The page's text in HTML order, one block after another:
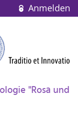
Anmelden
"Rosa und